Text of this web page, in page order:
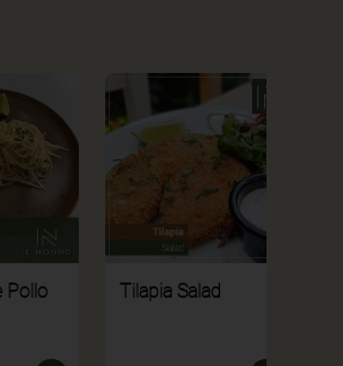
Pollo Tilapia Salad